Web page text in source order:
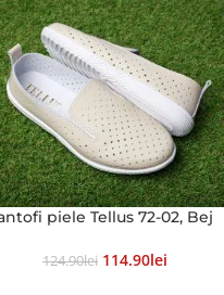
piele Tellus 72-02, Bej
124.90Lei 114.90Lei